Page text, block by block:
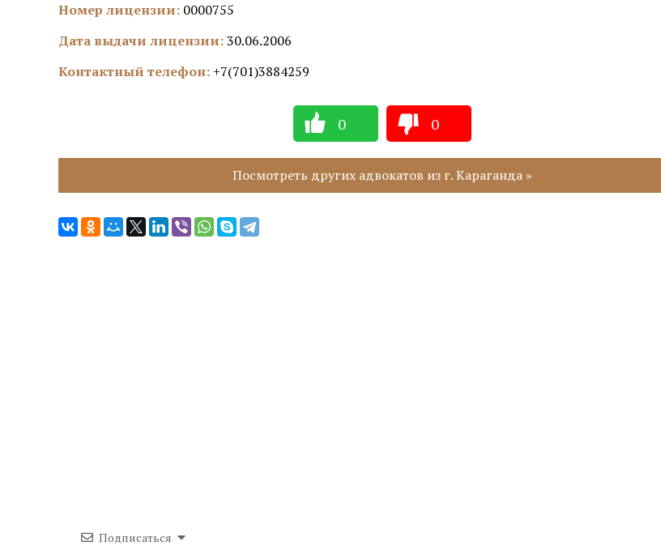
Номер лицензии: 0000755
Дата выдачи лицензии:30.06.2006
Контактный телефон: +7(701)3884259
0 0
Посмотреть других адвокатов из г. Караганда »
Подписаться